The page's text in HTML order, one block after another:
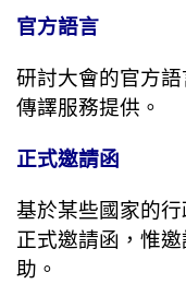
官方語言
研討大會的官方
傳譯服務提供。
正式邀請函
基於某些國家的
正式邀請函，惟
助。